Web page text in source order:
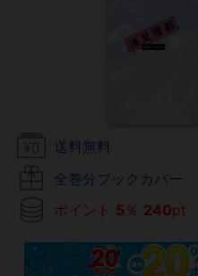
送料無料
全巻分ブックカバー
ポイント 5 ％ 240pt